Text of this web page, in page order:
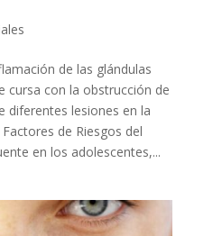
de las glándulas
cursa con la obstrucción de
diferentes lesiones en la
de Riesgos del
en los adolescentes,...